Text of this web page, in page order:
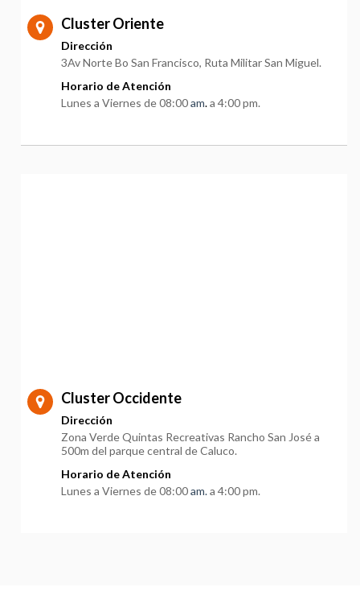
Cluster Oriente
Dirección
3Av Norte Bo San Francisco, Ruta Militar San Miguel.
Horario de Atención
Lunes a Viernes de 08:00am.a 4:00 pm.
Cluster Occidente
Dirección
Zona Verde Quintas Recreativas Rancho San José a
500m del parque central de Caluco.
Horario de Atención
Lunes a Viernes de 08:00am.a 4:00 pm.